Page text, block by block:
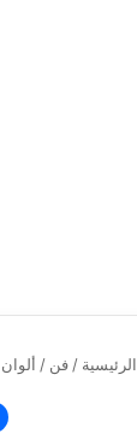
الرئيسية / فن / ألوان موضه الـ